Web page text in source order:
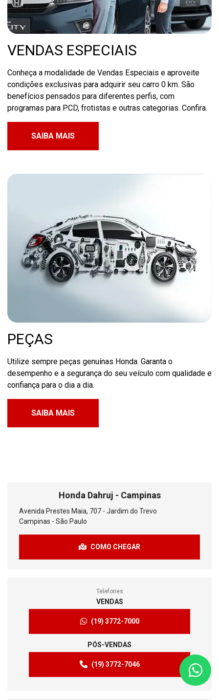
VENDAS ESPECIAIS
Conheça a modalidade de Vendas Especiais e aproveite
condições exclusivas para adquirir seu carro 0 km. São
benefícios pensados para diferentes perfis, com
programas para PCD, frotistas e outras categorias. Confira.
SAIBA MAIS
PEÇAS
Utilize sempre peças genuínas Honda. Garanta o
desempenho e a segurança do seu veículo com qualidade e
confiança para o dia a dia.
SAIBA MAIS
Honda Dahruj - Campinas
Avenida Prestes Maia, 707 - Jardim do Trevo
Campinas - São Paulo
COMO CHEGAR
Telefones
VENDAS
(19) 3772-7000
PÓS-VENDAS
(19) 3772-7046